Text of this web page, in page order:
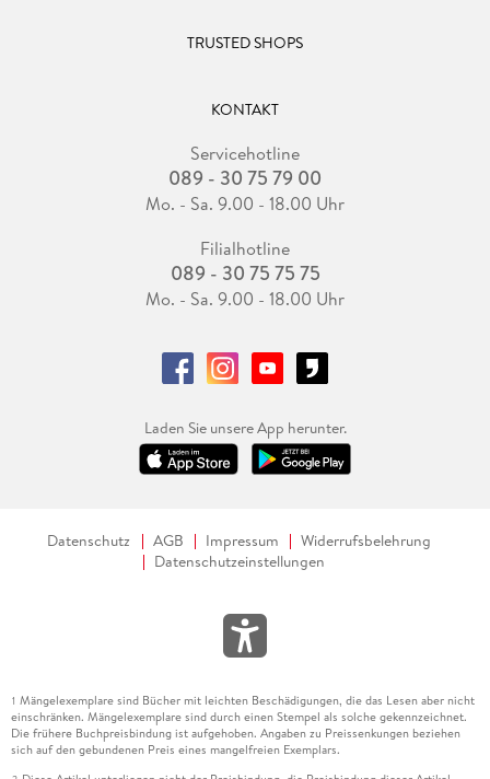
TRUSTED SHOPS
KONTAKT
Servicehotline
089 - 30 75 79 00
Mo. - Sa. 9.00 - 18.00 Uhr
Filialhotline
089 - 30 75 75 75
Mo. - Sa. 9.00 - 18.00 Uhr
Laden Sie unsere App herunter.
Datenschutz AGB Impressum
Widerrufsbelehrung
Datenschutzeinstellungen
1 Mängelexemplare sind Bücher mit leichten Beschädigungen, die das Lesen aber nicht
einschränken. Mängelexemplare sind durch einen Stempel als solche gekennzeichnet.
Die frühere Buchpreisbindung ist aufgehoben. Angaben zu Preissenkungen beziehen
sich auf den gebundenen Preis eines mangelfreien Exemplars.